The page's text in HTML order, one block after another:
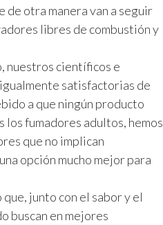
de otra manera van a seguir
libres de combustión y
nuestros científicos e
satisfactorias de
a que ningún producto
fumadores adultos, hemos
que no implican
opción mucho mejor para
junto con el sabor y el
buscan en mejores